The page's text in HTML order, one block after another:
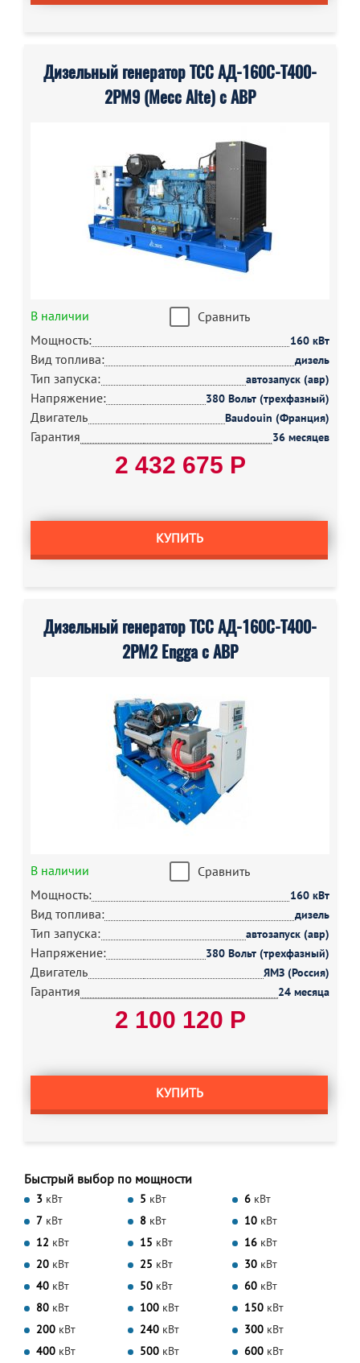
Дизельный генератор ТСС АД-160С-Т400-
2РМ9 (Mecc Alte) с АВР
В наличии
Сравнить
Мощность:
160 кВт
Вид топлива: дизель
Тип запуска: автозапуск (авр)
Напряжение: 380 Вольт (трехфазный)
Двигатель Baudouin (Франция)
Гарантия 36 месяцев
2 432 675 Р
КУПИТЬ
Дизельный генератор ТСС АД-160С-Т400-
2РМ2 Engga с АВР
В наличии
Сравнить
Мощность:
160 кВт
Вид топлива: дизель
Тип запуска: автозапуск (авр)
Напряжение: 380 Вольт (трехфазный)
Двигатель ЯМЗ (Россия)
Гарантия 24 месяца
2 100 120 Р
КУПИТЬ
Быстрый выбор по мощности
3 кВт 5 кВт 6 кВт
7 кВт 8 кВт 10 кВт
12 кВт 15 кВт 16 кВт
20 кВт 25 кВт 30 кВт
40 кВт 50 кВт 60 кВт
80 кВт 100 кВт 150 кВт
200 кВт 240 кВт 300 кВт
400 кВт 500 кВт 600 кВт